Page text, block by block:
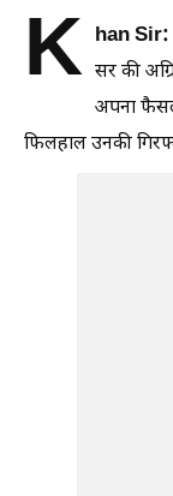
K han Sir:
सर की
अपना
फिलहाल उनकी